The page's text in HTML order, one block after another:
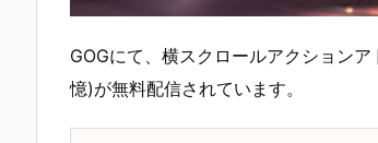
GOGにて、横スクロールアクションア
憶)が無料配信されています。